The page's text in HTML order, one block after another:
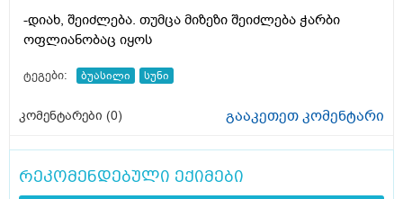
-დიახ, შეიძლება. თუმცა მიზეზი შეიძლება ჭარბი
ოფლიანობაც იყოს
ტეგები: ბუასილი სუნი
კომენტარები (0) გააკეთეთ კომენტარი
რეკომენდებული ექიმები